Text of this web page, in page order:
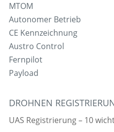
MTOM
Autonomer Betrieb
CE Kennzeichnung
Austro Control
Fernpilot
Payload
DROHNEN
UAS Registrierung – 10